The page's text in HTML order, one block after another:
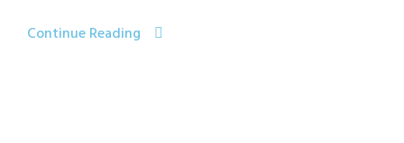
Continue Reading